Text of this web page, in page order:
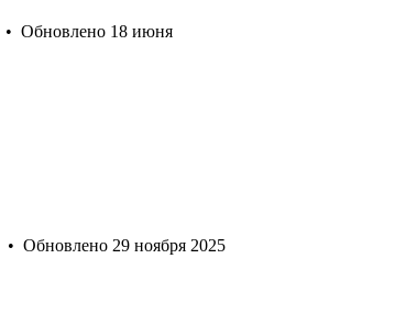
• Обновлено 18 июня
• Обновлено 29 ноября 2025